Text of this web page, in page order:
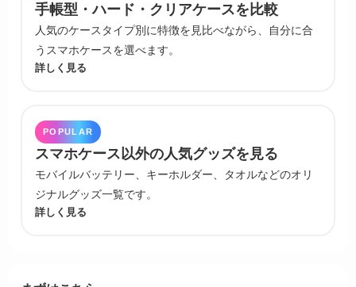
手帳型・ハード・クリアケースを比較
人気のケースタイプ別に特徴を見比べながら、自分に合
うスマホケースを選べます。
詳しく見る
POPULAR
スマホケース以外の人気グッズを見る
モバイルバッテリー、キーホルダー、タオルなどのオリ
ジナルグッズ一覧です。
詳しく見る